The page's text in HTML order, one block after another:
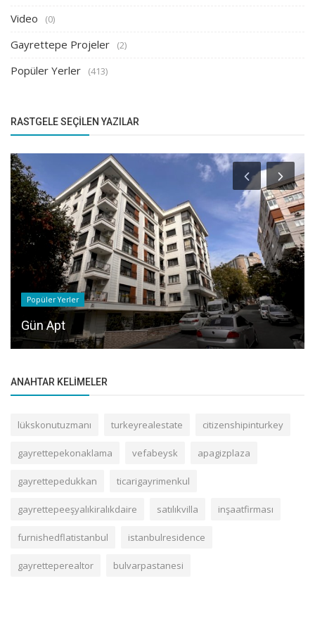
Video (0)
Gayrettepe Projeler (2)
Popüler Yerler (413)
RASTGELE SEÇILEN YAZILAR
Popüler Yerler
Gün Apt
ANAHTAR KELIMELER
lükskonutuzmanı turkeyrealestate citizenshipinturkey
gayrettepekonaklama vefabeysk apagizplaza
gayrettepedukkan ticarigayrimenkul
gayrettepeeşyalıkiralıkdaire satılıkvilla inşaatfirması
furnishedflatistanbul istanbulresidence
gayretteperealtor bulvarpastanesi